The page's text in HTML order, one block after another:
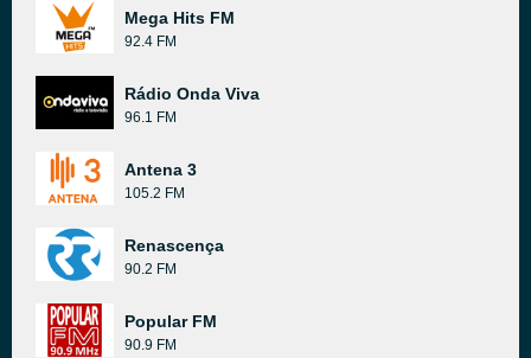
Mega Hits FM
92.4 FM
Rádio Onda Viva
96.1 FM
Antena 3
105.2 FM
Renascença
90.2 FM
Popular FM
90.9 FM